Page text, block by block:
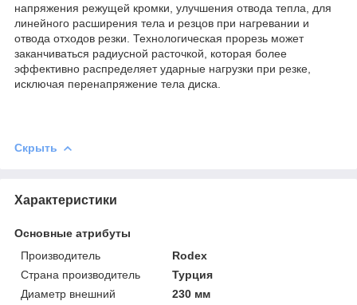
напряжения режущей кромки, улучшения отвода тепла, для
линейного расширения тела и резцов при нагревании и
отвода отходов резки. Технологическая прорезь может
заканчиваться радиусной расточкой, которая более
эффективно распределяет ударные нагрузки при резке,
исключая перенапряжение тела диска.
Скрыть
Характеристики
Основные атрибуты
Производитель
Rodex
Страна производитель
Турция
Диаметр внешний
230 мм